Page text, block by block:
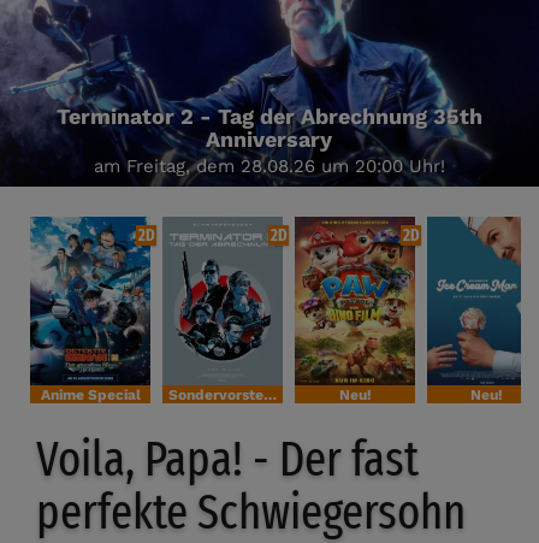
Terminator 2 - Tag der Abrechnung 35th
Anniversary
am Freitag, dem 28.08.26 um 20:00 Uhr!
2D
Anime Special
2D
Sondervorstellung
2D
Neu! Neu!
Voila, Papa! - Der fast
perfekte Schwiegersohn